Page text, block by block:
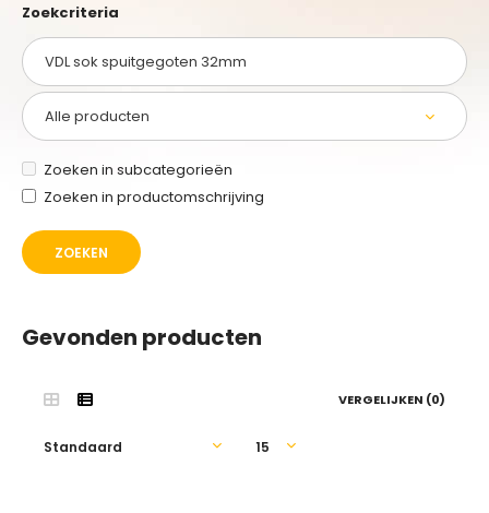
Zoekcriteria
Zoeken in subcategorieën
Zoeken in productomschrijving
Gevonden producten
VERGELIJKEN (0)